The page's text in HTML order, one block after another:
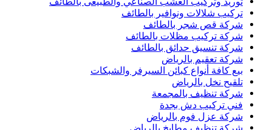
تركيب شلالات ونوافير بالطائف
شركة قص شجر بالطائف
شركة تركيب مظلات بالطائف
شركة تنسيق حدائق بالطائف
شركة تعقيم بالرياض
بيع كافة أنواع كبائن السيرفر والشبكات
تلقيح نخل بالرياض
شركة تنظيف بالمجمعة
فني تركيب دش بجدة
شركة عزل فوم بالرياض